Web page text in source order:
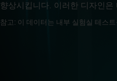
향상시킵니다. 이러한 디자인
참고: 이 데이터는 내부 실험실 테스